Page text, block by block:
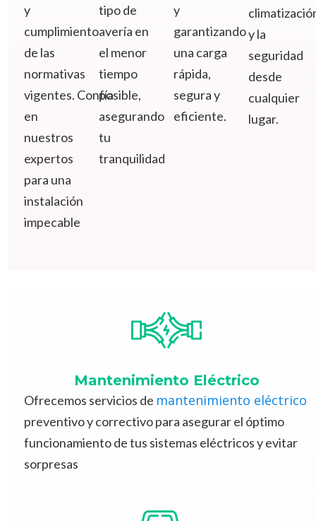
y
cumplimiento
de las
normativas
vigentes. Confía
en
nuestros
expertos
para una
instalación
impecable
tipo de
avería en
el menor
tiempo
posible,
asegurando
tu
tranquilidad
y
garantizando
una carga
rápida,
segura y
eficiente.
y la
seguridad
desde
cualquier
lugar.
Mantenimiento Eléctrico
Ofrecemos servicios de mantenimiento eléctrico
preventivo y correctivo para asegurar el óptimo
funcionamiento de tus sistemas eléctricos y evitar
sorpresas